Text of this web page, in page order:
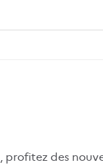
profitez des